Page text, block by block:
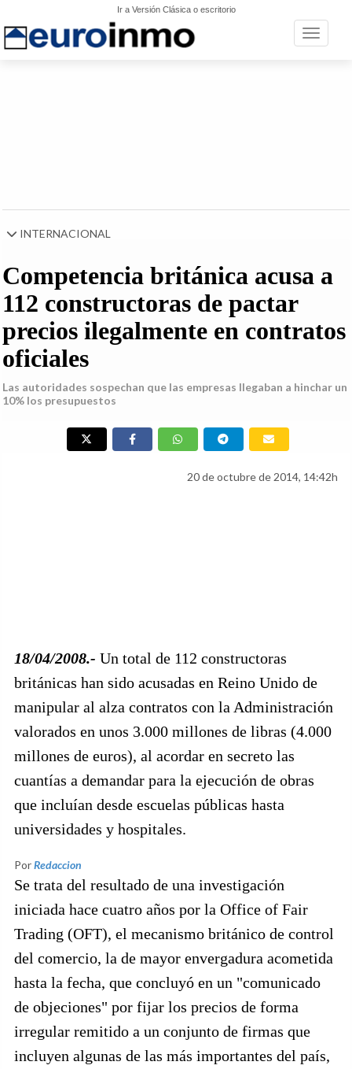
Ir a Versión Clásica o escritorio
Toggle
INTERNACIONAL
Competencia británica acusa a
112 constructoras de pactar
precios ilegalmente en contratos
oficiales
Las autoridades sospechan que las empresas llegaban a hinchar un
10% los presupuestos
20 de octubre de 2014, 14:42h
18/04/2008.- Un total de 112 constructoras
británicas han sido acusadas en Reino Unido de
manipular al alza contratos con la Administración
valorados en unos 3.000 millones de libras (4.000
millones de euros), al acordar en secreto las
cuantías a demandar para la ejecución de obras
que incluían desde escuelas públicas hasta
universidades y hospitales.
PorRedaccion
Se trata del resultado de una investigación
iniciada hace cuatro años por la Office of Fair
Trading (OFT), el mecanismo británico de control
del comercio, la de mayor envergadura acometida
hasta la fecha, que concluyó en un "comunicado
de objeciones" por fijar los precios de forma
irregular remitido a un conjunto de firmas que
incluyen algunas de las más importantes del país,